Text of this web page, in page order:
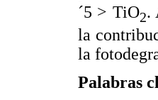
´5 > TiO2.
la
la
Palabras